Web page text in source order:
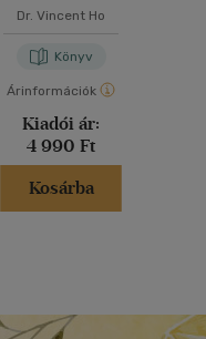
Dr. Vincent Ho
Könyv
Árinformációk
Kiadói ár:
4 990 Ft
Kosárba